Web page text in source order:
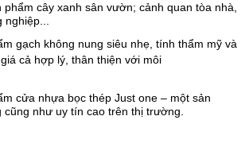
cây xanh sân vườn; cảnh quan tòa nhà,
gạch không nung siêu nhẹ, tính thẩm mỹ và
cả hợp lý, thân thiện với môi
cửa nhựa bọc thép Just one – một sản
cũng như uy tín cao trên thị trường.